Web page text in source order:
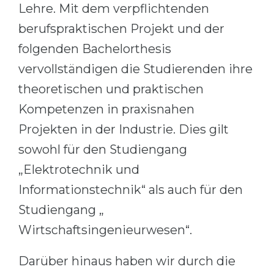
CAREER GUIDANCE
Holland Test
Interest Map Test
Success
100%
Our students successfully enroll in
Other Field
WE APPLY FROM...
Russia
Ukraine
Armenia
Belarus
Other Country
BOOK A CONSULTATION
Lehre. Mit dem verpflichtenden
berufspraktischen Projekt und der
folgenden Bachelorthesis
vervollständigen die Studierenden ihre
theoretischen und praktischen
Kompetenzen in praxisnahen
Projekten in der Industrie. Dies gilt
sowohl für den Studiengang
„Elektrotechnik und
Informationstechnik“ als auch für den
Studiengang „
Wirtschaftsingenieurwesen“.
Darüber hinaus haben wir durch die